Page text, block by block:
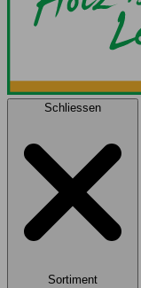
Schliessen
Sortiment